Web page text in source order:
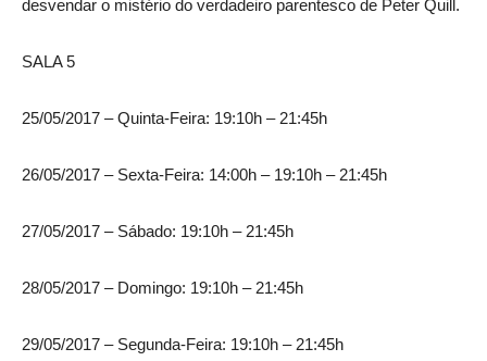
desvendar o mistério do verdadeiro parentesco de Peter Quill.
SALA 5
25/05/2017 – Quinta-Feira: 19:10h – 21:45h
26/05/2017 – Sexta-Feira: 14:00h – 19:10h – 21:45h
27/05/2017 – Sábado: 19:10h – 21:45h
28/05/2017 – Domingo: 19:10h – 21:45h
29/05/2017 – Segunda-Feira: 19:10h – 21:45h